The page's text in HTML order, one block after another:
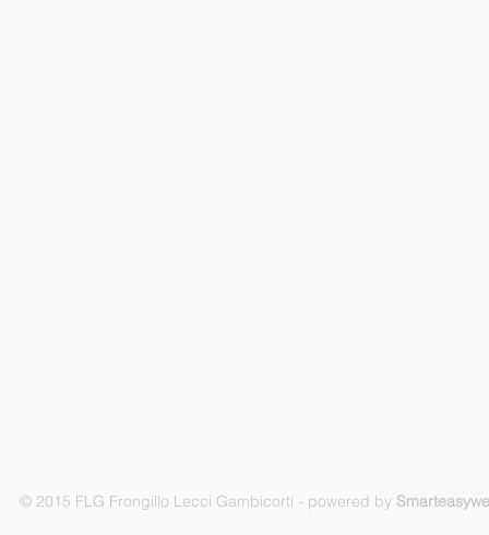
© 2015 FLG Frongillo Lecci Gambicorti - powered by